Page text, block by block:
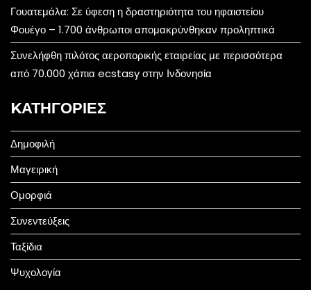
Γουατεμάλα: Σε ύφεση η δραστηριότητα του ηφαιστείου
Φουέγο – 1.700 άνθρωποι απομακρύνθηκαν προληπτικά
Συνελήφθη πιλότος αεροπορικής εταιρείας με περισσότερα
από 70.000 χάπια ecstasy στην Ινδονησία
KΑΤΗΓΟΡΊΕΣ
Δημοφιλή
Μαγειρική
Ομορφιά
Συνεντεύξεις
Ταξίδια
Ψυχολογία